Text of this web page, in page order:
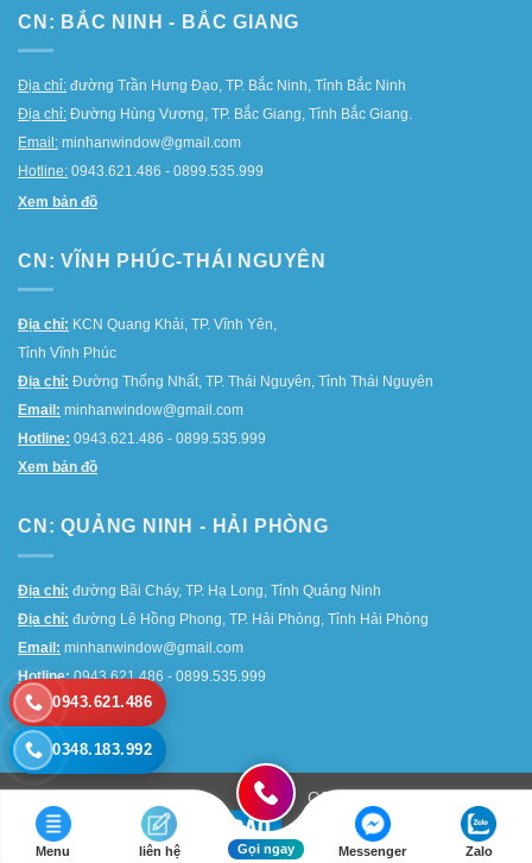
CN: BẮC NINH - BẮC GIANG
Địa chỉ: đường Trần Hưng Đạo, TP. Bắc Ninh, Tỉnh Bắc Ninh
Địa chỉ: Đường Hùng Vương, TP. Bắc Giang, Tỉnh Bắc Giang.
Email: minhanwindow@gmail.com
Hotline: 0943.621.486 - 0899.535.999
Xem bản đồ
CN: VĨNH PHÚC-THÁI NGUYÊN
Địa chỉ: KCN Quang Khải, TP. Vĩnh Yên,
Tỉnh Vĩnh Phúc
Địa chỉ: Đường Thống Nhất, TP. Thái Nguyên, Tỉnh Thái Nguyên
Email: minhanwindow@gmail.com
Hotline: 0943.621.486 - 0899.535.999
Xem bản đồ
CN: QUẢNG NINH - HẢI PHÒNG
Địa chỉ: đường Bãi Cháy, TP. Hạ Long, Tỉnh Quảng Ninh
Địa chỉ: đường Lê Hồng Phong, TP. Hải Phòng, Tỉnh Hải Phòng
Email: minhanwindow@gmail.com
Hotline:0943.621.486 - 0899.535.999
Xem bản đồ
Công Ty Tnhh Thương Mại
Và Đầu Tư Xây Dựng Minh
An. GPDKKD: 0108117701
0943.621.486
0348.183.992
Menu liên hệ Gọi ngay Messenger Zalo